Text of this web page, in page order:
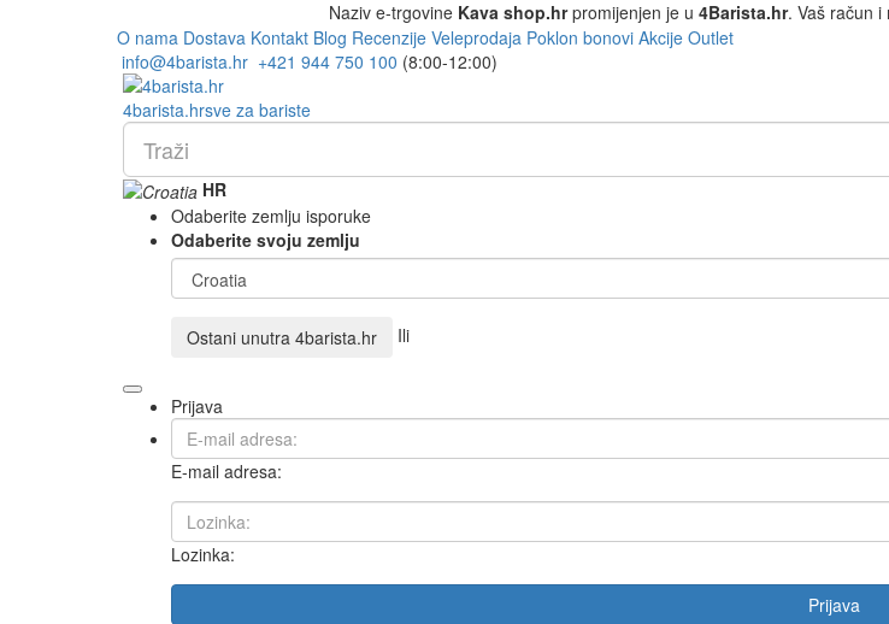
Naziv e-trgovine Kava shop.hrpromijenjen je u 4Barista.hr. Vaš račun i
O nama Dostava Kontakt Blog Recenzije Veleprodaja Poklon bonovi Akcije Outlet
info@4barista.hr +421 944 750 100 (8:00-12:00)
4barista.hrsve za bariste
HR
Odaberite zemlju isporuke
Odaberite svoju zemlju
Ostani unutra 4barista.hr Ili
Prijava
E-mail adresa:
Lozinka:
Prijava